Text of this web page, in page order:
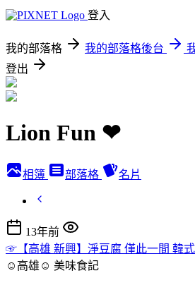
登入
我的部落格 我的部落格後台
登出
Lion Fun ❤
相簿 部落格 名片
13年前
☞【高雄 新興】淨豆腐 僅此一間 韓
☺高雄☺ 美味食記